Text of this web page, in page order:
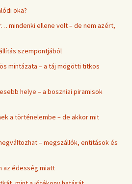
oka?
mindenki ellene volt – de nem azért,
szempontjából
mintázata – a táj mögötti titkos
helye – a boszniai piramisok
a történelembe – de akkor mit
– megszállók, entitások és
az édesség miatt